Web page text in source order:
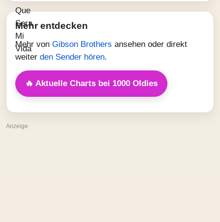
Mehr entdecken
Mehr von Gibson Brothers ansehen oder direkt
weiter den Sender hören.
🔥 Aktuelle Charts bei 1000 Oldies
Anzeige